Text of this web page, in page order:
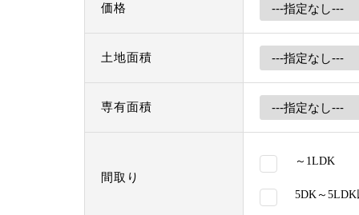
価格
土地面積
専有面積
間取り
～1LDK
5DK～5LDK